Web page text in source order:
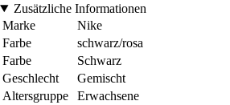
Zusätzliche Informationen
Marke
Nike
Farbe
schwarz/rosa
Farbe
Schwarz
Geschlecht
Gemischt
Altersgruppe
Erwachsene